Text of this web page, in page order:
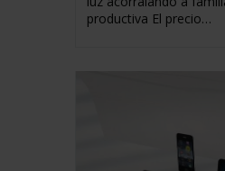
productiva El precio…